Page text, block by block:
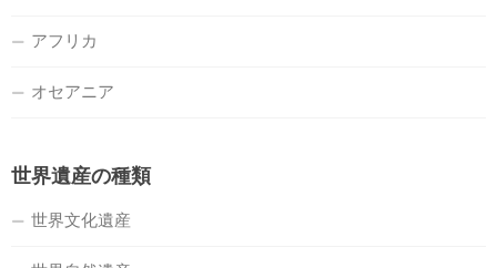
アフリカ
オセアニア
世界遺産の種類
世界文化遺産